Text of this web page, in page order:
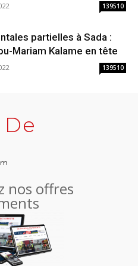
139510
partielles à Sada :
Mariam Kalame en tête
139510
nos offres